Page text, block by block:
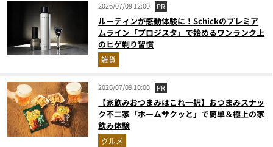
2026/07/09 12:00 PR
ルーティンが感動体験に！Schickのプレミア
ムライン「プロジスタ」で始めるワンランク上
のヒゲ剃り習慣
雑貨
2026/07/09 10:00 PR
【家飲みおつまみはこれ一択】おつまみスナッ
ク不二家「ホームサクッと」で簡単＆極上の家
飲み体験
グルメ